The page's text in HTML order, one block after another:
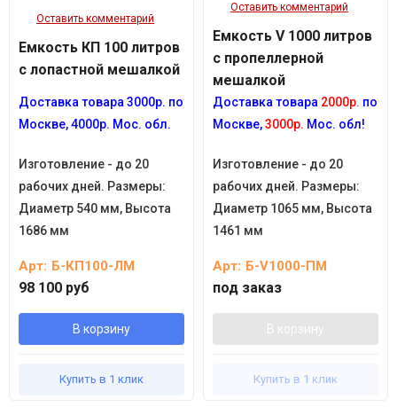
Оставить комментарий
Емкость КП 100 литров
с лопастной мешалкой
Доставка товара3000р. по
Москве, 4000р. Мос. обл.
Изготовление - до 20
рабочих дней. Размеры:
Диаметр 540 мм, Высота
1686 мм
Арт: Б-КП100-ЛМ
98 100 руб
В корзину
Купить в 1 клик
Оставить комментарий
Емкость V 1000 литров
с пропеллерной
мешалкой
Доставка товара 2000р. по
Москве,3000р. Мос. обл!
Изготовление - до 20
рабочих дней. Размеры:
Диаметр 1065 мм, Высота
1461 мм
Арт: Б-V1000-ПМ
под заказ
В корзину
Купить в 1 клик